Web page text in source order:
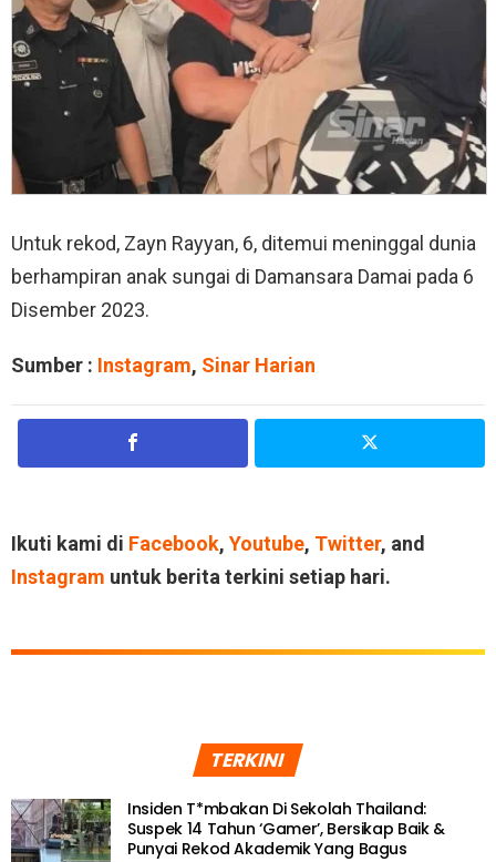
Untuk rekod, Zayn Rayyan, 6, ditemui meninggal dunia
berhampiran anak sungai di Damansara Damai pada 6
Disember 2023.
Sumber : Instagram, Sinar Harian
Ikuti kami di Facebook, Youtube, Twitter, and
Instagram untuk berita terkini setiap hari.
TERKINI
Insiden T*mbakan Di Sekolah Thailand:
Suspek 14 Tahun ‘Gamer’, Bersikap Baik &
Punyai Rekod Akademik Yang Bagus